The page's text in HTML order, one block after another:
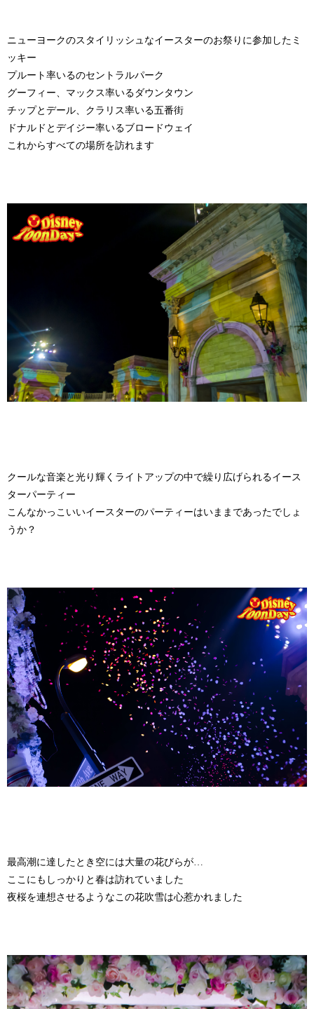
ニューヨークのスタイリッシュなイースターのお祭りに参加したミ
ッキー
プルート率いるのセントラルパーク
グーフィー、マックス率いるダウンタウン
チップとデール、クラリス率いる五番街
ドナルドとデイジー率いるブロードウェイ
これからすべての場所を訪れます
クールな音楽と光り輝くライトアップの中で繰り広げられるイース
ターパーティー
こんなかっこいいイースターのパーティーはいままであったでしょ
うか？
最高潮に達したとき空には大量の花びらが…
ここにもしっかりと春は訪れていました
夜桜を連想させるようなこの花吹雪は心惹かれました